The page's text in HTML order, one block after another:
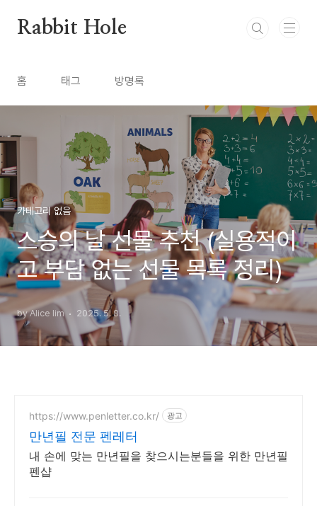
Rabbit Hole
홈 태그 방명록
카테고리 없음
스승의 날 선물 추천 (실용적이
고 부담 없는 선물 목록 정리)
by Alice lim 2025. 5. 8.
https://www.penletter.co.kr/ 광고
만년필 전문 펜레터
내 손에 맞는 만년필을 찾으시는분들을 위한 만년필
펜샵